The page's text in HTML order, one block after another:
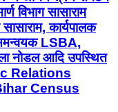
विभाग सासाराम
कार्यपालक
LSBA,
नोडल आदि उपस्थित
Relations
Census